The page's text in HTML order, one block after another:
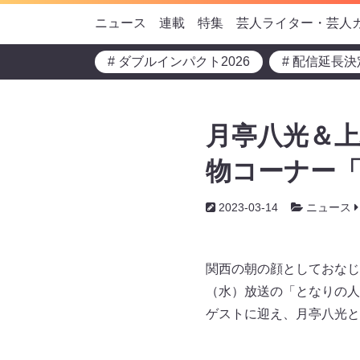
ニュース 連載 特集 芸人ライター・芸人
# ダブルインパクト2026 # 配信延長決
月亭八光＆
物コーナー
2023-03-14 ニュース
関西の朝の顔としておな
（水）放送の「となりの
ゲストに迎え、月亭八光